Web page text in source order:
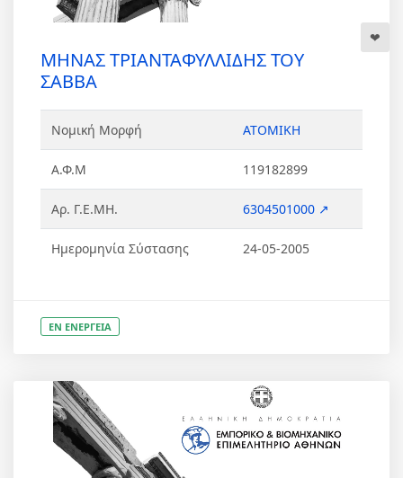
ΜΗΝΑΣ ΤΡΙΑΝΤΑΦΥΛΛΙΔΗΣ ΤΟΥ
ΣΑΒΒΑ
Νομική Μορφή ΑΤΟΜΙΚΗ
Α.Φ.Μ 119182899
Αρ. Γ.Ε.ΜΗ. 6304501000 ↗
Ημερομηνία Σύστασης 24-05-2005
ΕΝ ΕΝΕΡΓΕΙΑ